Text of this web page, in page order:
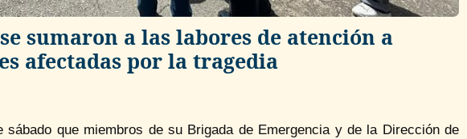
sumaron a las labores de atención a
afectadas por la tragedia
sábado que miembros de su Brigada de Emergencia y de la Dirección de